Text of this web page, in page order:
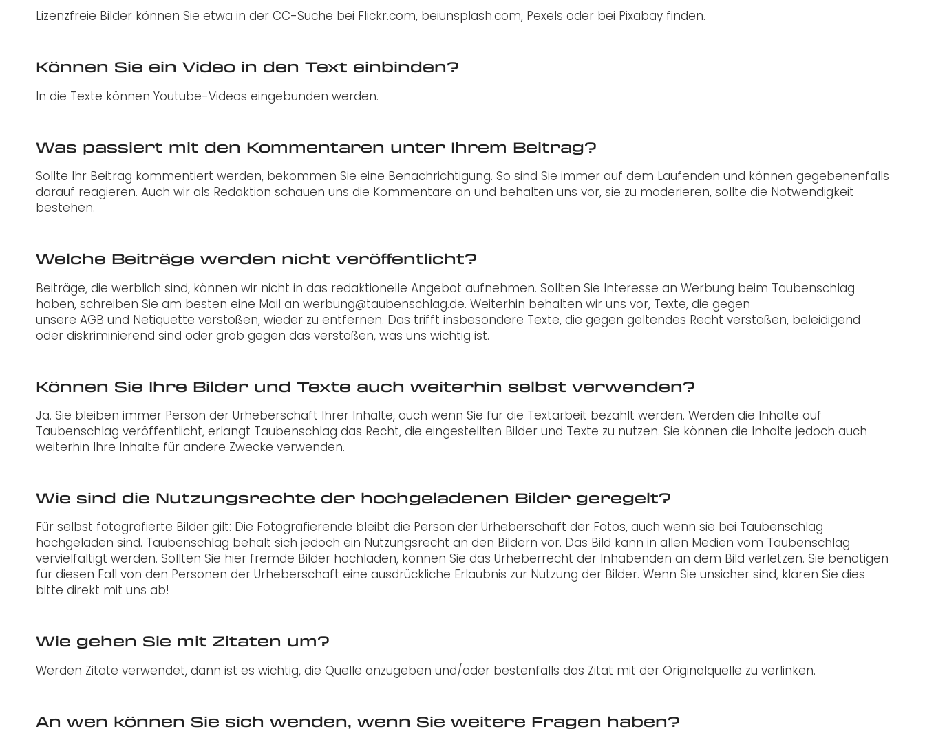
Lizenzfreie Bilder können Sie etwa in der CC-Suche bei Flickr.com, beiunsplash.com, Pexels oder bei Pixabay finden.
Können Sie ein Video in den Text einbinden?
In die Texte können Youtube-Videos eingebunden werden.
Was passiert mit den Kommentaren unter Ihrem Beitrag?
Sollte Ihr Beitrag kommentiert werden, bekommen Sie eine Benachrichtigung. So sind Sie immer auf dem Laufenden und können gegebenenfalls
darauf reagieren. Auch wir als Redaktion schauen uns die Kommentare an und behalten uns vor, sie zu moderieren, sollte die Notwendigkeit
bestehen.
Welche Beiträge werden nicht veröffentlicht?
Beiträge, die werblich sind, können wir nicht in das redaktionelle Angebot aufnehmen. Sollten Sie Interesse an Werbung beim Taubenschlag
haben, schreiben Sie am besten eine Mail an werbung@taubenschlag.de. Weiterhin behalten wir uns vor, Texte, die gegen
unsere AGB und Netiquette verstoßen, wieder zu entfernen. Das trifft insbesondere Texte, die gegen geltendes Recht verstoßen, beleidigend
oder diskriminierend sind oder grob gegen das verstoßen, was uns wichtig ist.
Können Sie Ihre Bilder und Texte auch weiterhin selbst verwenden?
Ja. Sie bleiben immer Person der Urheberschaft Ihrer Inhalte, auch wenn Sie für die Textarbeit bezahlt werden. Werden die Inhalte auf
Taubenschlag veröffentlicht, erlangt Taubenschlag das Recht, die eingestellten Bilder und Texte zu nutzen. Sie können die Inhalte jedoch auch
weiterhin Ihre Inhalte für andere Zwecke verwenden.
Wie sind die Nutzungsrechte der hochgeladenen Bilder geregelt?
Für selbst fotografierte Bilder gilt: Die Fotografierende bleibt die Person der Urheberschaft der Fotos, auch wenn sie bei Taubenschlag
hochgeladen sind. Taubenschlag behält sich jedoch ein Nutzungsrecht an den Bildern vor. Das Bild kann in allen Medien vom Taubenschlag
vervielfältigt werden. Sollten Sie hier fremde Bilder hochladen, können Sie das Urheberrecht der Inhabenden an dem Bild verletzen. Sie benötigen
für diesen Fall von den Personen der Urheberschaft eine ausdrückliche Erlaubnis zur Nutzung der Bilder. Wenn Sie unsicher sind, klären Sie dies
bitte direkt mit uns ab!
Wie gehen Sie mit Zitaten um?
Werden Zitate verwendet, dann ist es wichtig, die Quelle anzugeben und/oder bestenfalls das Zitat mit der Originalquelle zu verlinken.
An wen können Sie sich wenden, wenn Sie weitere Fragen haben?